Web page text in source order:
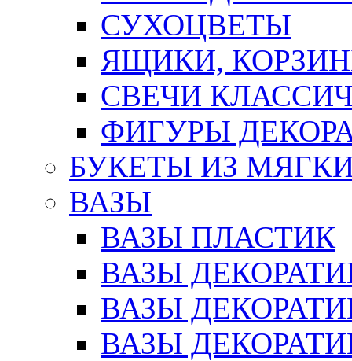
СУХОЦВЕТЫ
ЯЩИКИ,
СВЕЧИ
ФИГУРЫ
БУКЕТЫ ИЗ
ВАЗЫ
ВАЗЫ ПЛАСТИК
ВАЗЫ
ВАЗЫ
ВАЗЫ